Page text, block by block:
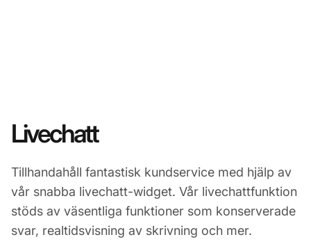
Livechatt
Tillhandahåll fantastisk kundservice med hjälp av
vår snabba livechatt-widget. Vår livechattfunktion
stöds av väsentliga funktioner som konserverade
svar, realtidsvisning av skrivning och mer.